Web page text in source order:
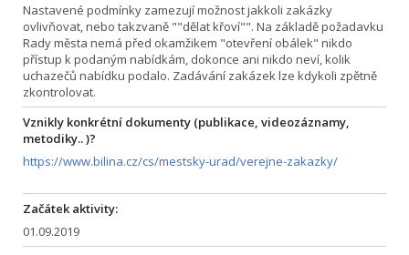
Nastavené podmínky zamezují možnost jakkoli zakázky
ovlivňovat, nebo takzvaně ""dělat křoví"". Na základě požadavku
Rady města nemá před okamžikem "otevření obálek" nikdo
přístup k podaným nabídkám, dokonce ani nikdo neví, kolik
uchazečů nabídku podalo. Zadávání zakázek lze kdykoli zpětně
zkontrolovat.
Vznikly konkrétní dokumenty (publikace, videozáznamy,
metodiky.. )?
https://www.bilina.cz/cs/mestsky-urad/verejne-zakazky/
Začátek aktivity:
01.09.2019